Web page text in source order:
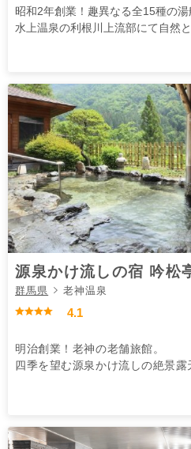
昭和2年創業！趣異なる全15種の湯
水上温泉の利根川上流部にて自然
源泉かけ流しの宿 吟松
群馬県 老神温泉
4.1
明治創業！老神の老舗旅館。
四季を望む源泉かけ流しの絶景露